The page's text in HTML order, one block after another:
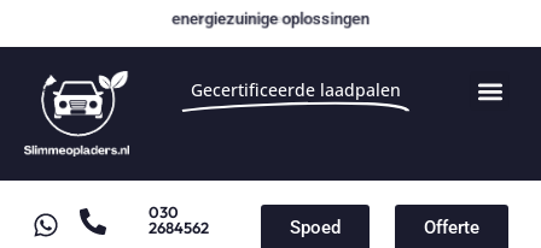
energiezuinige oplossingen
Gecertificeerde laadpalen
030
2684562
Spoed Offerte